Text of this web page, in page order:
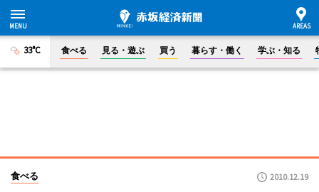
33°C 食べる 見る・遊ぶ 買う 暮らす・働く 学ぶ・知る
食べる 2010.12.19